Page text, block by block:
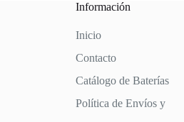
Información
Inicio
Contacto
Catálogo de Baterías
Política de Envíos y